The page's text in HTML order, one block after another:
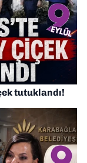
tutuklandı!